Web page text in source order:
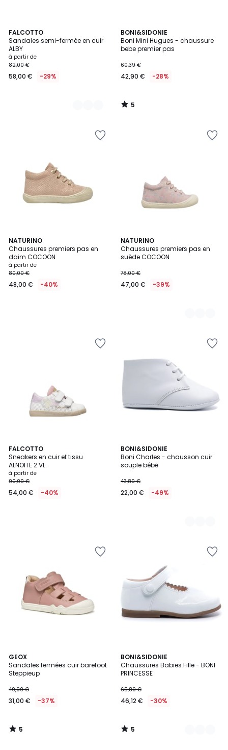
FALCOTTO
Sandales semi-fermée en cuir
ALBY
à partir de
82,00 €
58,00 € -29%
2
Couleurs
BONI&SIDONIE
Boni Mini Hugues - chaussure
bebe premier pas
60,39 €
42,90 € -28%
5
/
5
5
/
NATURINO
Chaussures premiers pas en
daim COCOON
à partir de
80,00 €
48,00 € -40%
NATURINO
Chaussures premiers pas en
suède COCOON
78,00 €
47,00 € -39%
2
Couleurs
FALCOTTO
Sneakers en cuir et tissu
ALNOITE 2 VL.
à partir de
90,00 €
54,00 € -40%
BONI&SIDONIE
Boni Charles - chausson cuir
souple bébé
43,89 €
22,00 € -49%
3
Couleurs
GEOX
Sandales fermées cuir barefoot
Steppieup
49,90 €
31,00 € -37%
5
/
5
5
/
BONI&SIDONIE
Chaussures Babies Fille - BONI
PRINCESSE
65,89 €
46,12 € -30%
5
/
5
4
Couleurs
5
/